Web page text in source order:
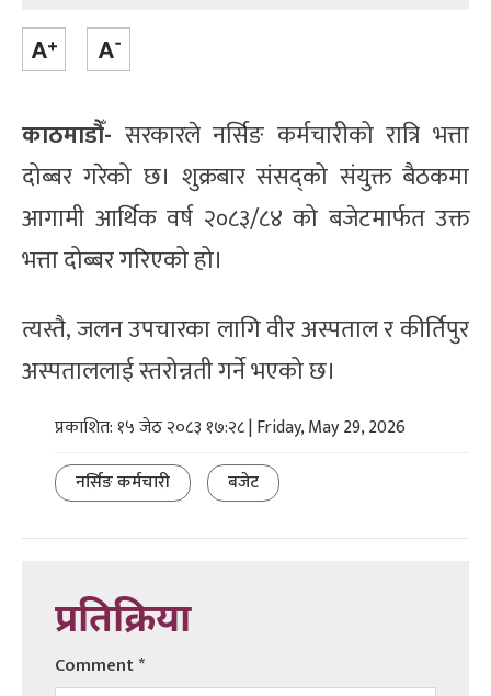
काठमाडौँ- सरकारले नर्सिङ कर्मचारीको रात्रि भत्ता
दोब्बर गरेको छ। शुक्रबार संसद्को संयुक्त बैठकमा
आगामी आर्थिक वर्ष २०८३/८४ को बजेटमार्फत उक्त
भत्ता दोब्बर गरिएको हो।
त्यस्तै, जलन उपचारका लागि वीर अस्पताल र कीर्तिपुर
अस्पताललाई स्तरोन्नती गर्ने भएको छ।
प्रकाशित: १५ जेठ २०८३ १७:२८ | Friday, May 29, 2026
नर्सिङ कर्मचारी
बजेट
प्रतिक्रिया
Comment*